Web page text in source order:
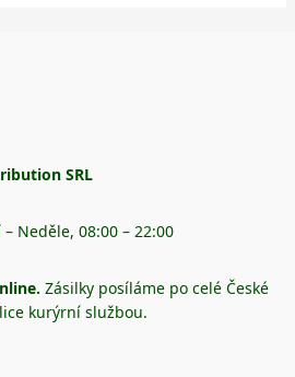
SRL
– Neděle, 08:00 – 22:00
Zásilky posíláme po celé České
kurýrní službou.